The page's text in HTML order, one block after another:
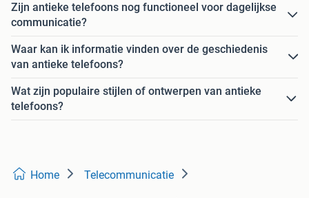
Zijn antieke telefoons nog functioneel voor dagelijkse
communicatie?
Waar kan ik informatie vinden over de geschiedenis
van antieke telefoons?
Wat zijn populaire stijlen of ontwerpen van antieke
telefoons?
Home Telecommunicatie